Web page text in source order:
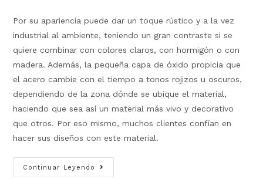
Por su apariencia puede dar un toque rústico y a la vez
industrial al ambiente, teniendo un gran contraste si se
quiere combinar con colores claros, con hormigón o con
madera. Además, la pequeña capa de óxido propicia que
el acero cambie con el tiempo a tonos rojizos u oscuros,
dependiendo de la zona dónde se ubique el material,
haciendo que sea así un material más vivo y decorativo
que otros. Por eso mismo, muchos clientes confían en
hacer sus diseños con este material.
Continuar Leyendo